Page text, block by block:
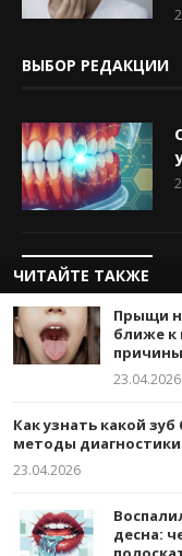
ВЫБОР РЕДАКЦИИ
ЧИТАЙТЕ ТАКЖЕ
Прыщи
ближе к
23.04.2026
Как узнать какой
методы диагностики
23.04.2026
десна: